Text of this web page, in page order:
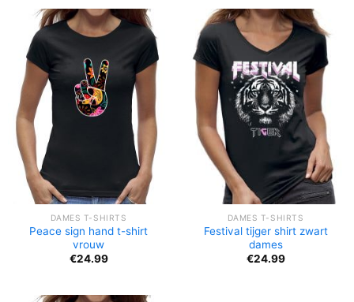
DAMES T-SHIRTS
Peace sign hand t-shirt
vrouw
€24.99
DAMES T-SHIRTS
Festival tijger shirt zwart
dames
€24.99